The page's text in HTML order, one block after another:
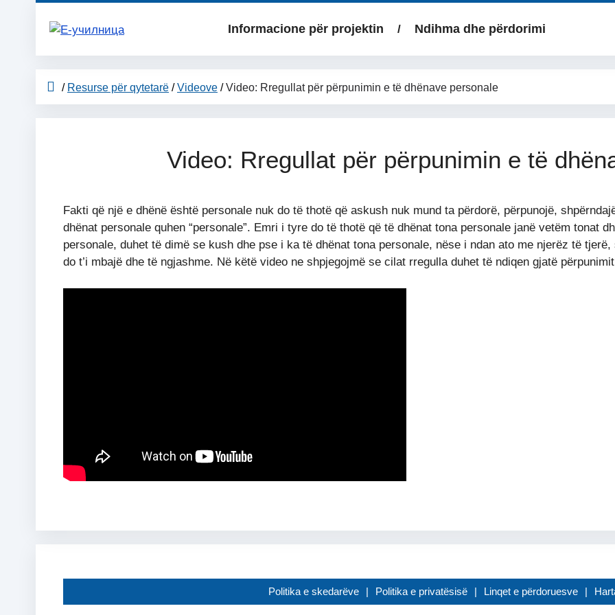
Informacione për projektin Ndihma dhe përdorimi
/ Resurse për qytetarë / Videove / Video: Rregullat për përpunimin e të dhënave personale
Video: Rregullat për përpunimin e të
Fakti që një e dhënë është personale nuk do të thotë që askush nuk mund ta përdorë, përpunojë,
dhënat personale quhen “personale”. Emri i tyre do të thotë që të dhënat tona personale janë vetëm tonat
personale, duhet të dimë se kush dhe pse i ka të dhënat tona personale, nëse i ndan ato me njerëz të
do t’i mbajë dhe të ngjashme. Në këtë video ne shpjegojmë se cilat rregulla duhet të ndiqen gjatë
Politika e skedarëve Politika e privatësisë Linqet e përdoruesve